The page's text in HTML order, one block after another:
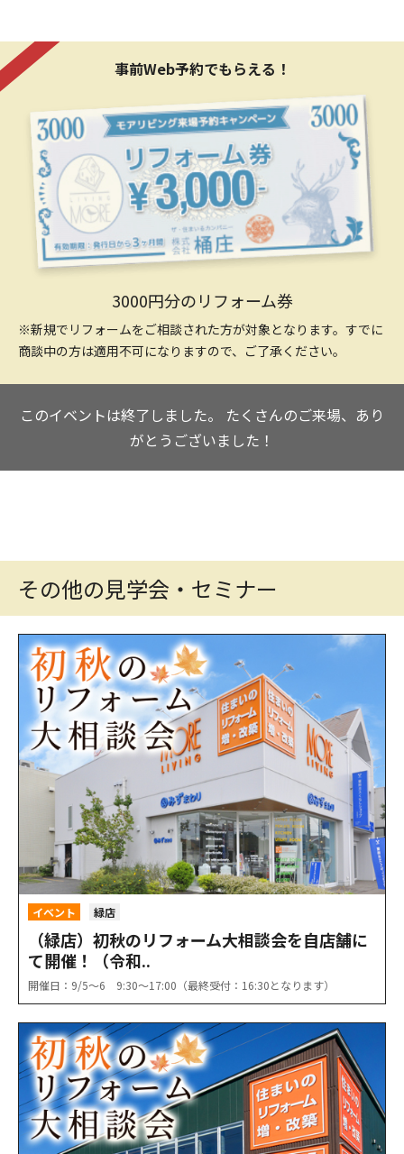
事前Web予約でもらえる！
3000円分のリフォーム券
※新規でリフォームをご相談された方が対象となります。すでに
商談中の方は適用不可になりますので、ご了承ください。
このイベントは終了しました。 たくさんのご来場、あり
がとうございました！
その他の見学会・セミナー
イベント 緑店
（緑店）初秋のリフォーム大相談会を自店舗に
て開催！（令和..
開催日：9/5〜6 9:30〜17:00（最終受付：16:30となります）